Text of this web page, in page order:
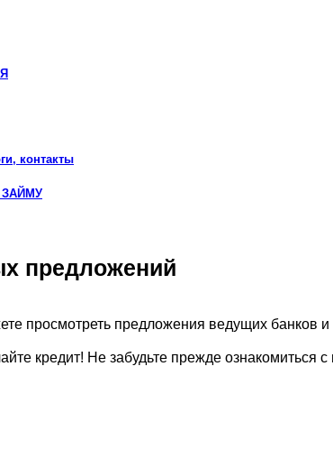
контакты
предложений
просмотреть предложения ведущих банков и
кредит! Не забудьте прежде